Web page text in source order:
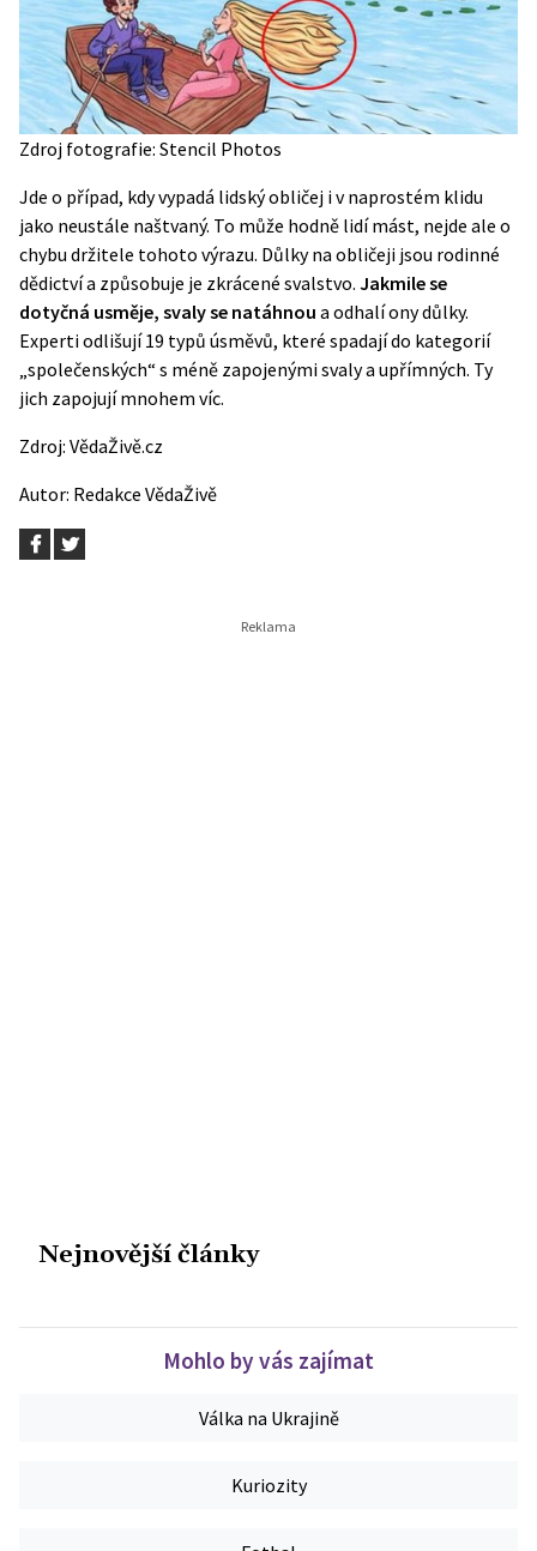
Zdroj fotografie: Stencil Photos
Jde o případ, kdy vypadá lidský obličej i v naprostém klidu
jako neustále naštvaný. To může hodně lidí mást, nejde ale o
chybu držitele tohoto výrazu. Důlky na obličeji jsou rodinné
dědictví a způsobuje je zkrácené svalstvo. Jakmile se
dotyčná usměje, svaly se natáhnou a odhalí ony důlky.
Experti odlišují 19 typů úsměvů, které spadají do kategorií
„společenských“ s méně zapojenými svaly a upřímných. Ty
jich zapojují mnohem víc.
Zdroj: VědaŽivě.cz
Autor: Redakce VědaŽivě
Nejnovější články
Mohlo by vás zajímat
Válka na Ukrajině
Kuriozity